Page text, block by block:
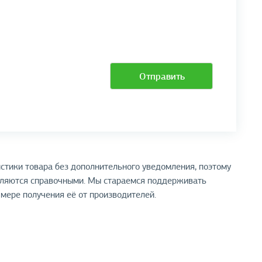
Отправить
товара без дополнительного уведомления, поэтому
справочными. Мы стараемся поддерживать
получения её от производителей.